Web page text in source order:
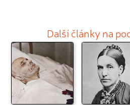
Další články na